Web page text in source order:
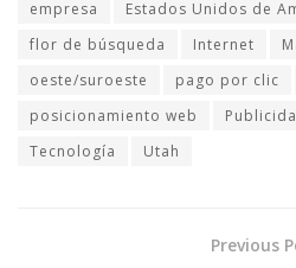
empresa
Estados Unidos de
flor de búsqueda
Internet
oeste/suroeste
pago por clic
posicionamiento web
Tecnología
Utah
Previous